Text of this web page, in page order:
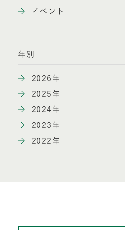
イベント
年別
2026年
2025年
2024年
2023年
2022年